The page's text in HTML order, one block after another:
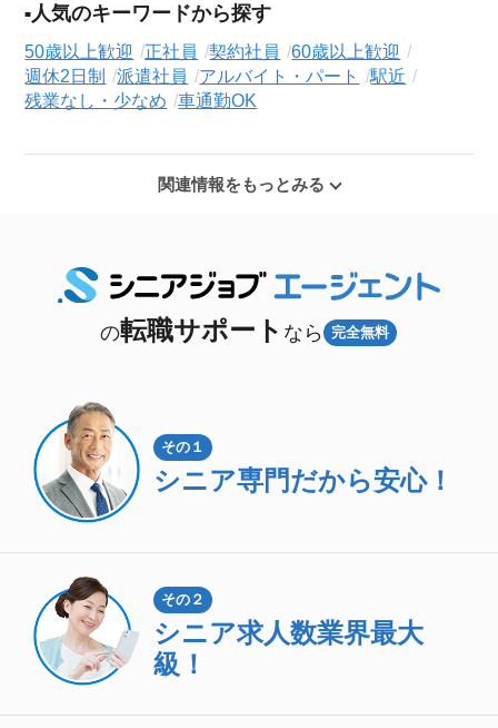
人気のキーワードから探す
50歳以上歓迎 正社員 契約社員
60歳以上歓迎
週休2日制
派遣社員 アルバイト・パート
駅近
残業なし・少なめ
車通勤OK
関連情報をもっとみる
の転職サポート なら 完全無料
その１
シニア専門だから安心！
その２
シニア求人数業界最大
級！